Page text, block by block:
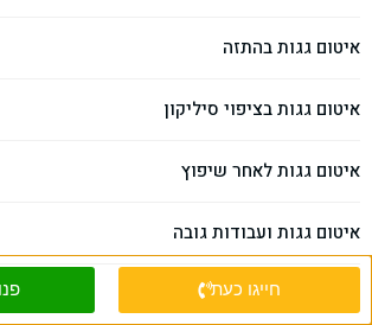
איטום גגות בהתזה
איטום גגות בציפוי סיליקון
איטום גגות לאחר שיפוץ
איטום גגות ועבודות גובה
איטום גגות בשפלה
חייגו כעת